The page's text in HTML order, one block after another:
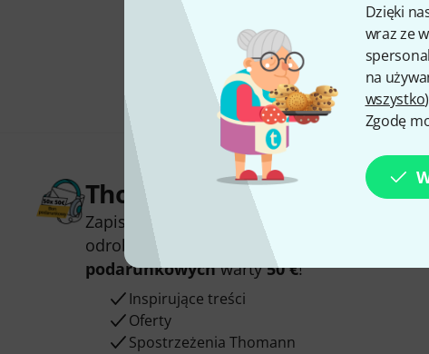
Dzięki
wraz ze
na
wszystko)
Zgodę
Thomann Newsletter
Zapisz się do Thomann Newsletter w języku
odrobinie szczęścia możesz wygrać jeden z
podarunkowychwarty50 €!
Inspirujące treści
Oferty
Spostrzeżenia Thomann